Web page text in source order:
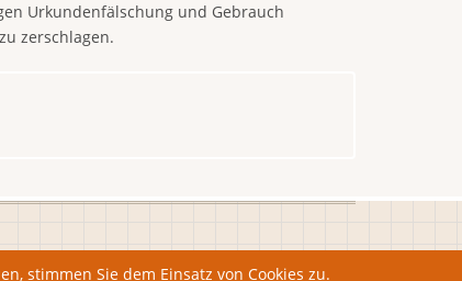
Urkundenfälschung und Gebrauch
zerschlagen.
stimmen Sie dem Einsatz von Cookies zu.